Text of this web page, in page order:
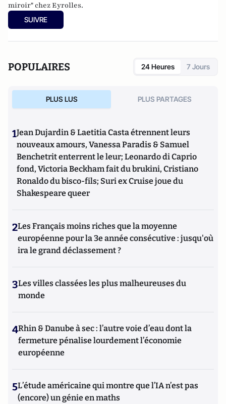
miroir" chez Eyrolles.
SUIVRE
POPULAIRES 24 Heures 7 Jours
PLUS LUS PLUS PARTAGES
1Jean Dujardin & Laetitia Casta étrennent leurs
nouveaux amours, Vanessa Paradis & Samuel
Benchetrit enterrent le leur; Leonardo di Caprio
fond, Victoria Beckham fait du brukini, Cristiano
Ronaldo du bisco-fils; Suri ex Cruise joue du
Shakespeare queer
2Les Français moins riches que la moyenne
européenne pour la 3e année consécutive : jusqu'où
ira le grand déclassement ?
3Les villes classées les plus malheureuses du
monde
4Rhin & Danube à sec : l’autre voie d’eau dont la
fermeture pénalise lourdement l’économie
européenne
5L’étude américaine qui montre que l’IA n’est pas
(encore) un génie en maths